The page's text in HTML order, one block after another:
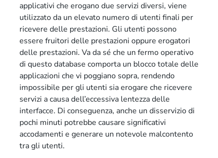
applicativi che erogano due servizi diversi, viene
utilizzato da un elevato numero di utenti finali per
ricevere delle prestazioni. Gli utenti possono
essere fruitori delle prestazioni oppure erogatori
delle prestazioni. Va da sé che un fermo operativo
di questo database comporta un blocco totale delle
applicazioni che vi poggiano sopra, rendendo
impossibile per gli utenti sia erogare che ricevere
servizi a causa dell’eccessiva lentezza delle
interfacce. Di conseguenza, anche un disservizio di
pochi minuti potrebbe causare significativi
accodamenti e generare un notevole malcontento
tra gli utenti.